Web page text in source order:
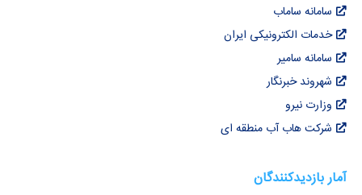
سامانه ساماب
خدمات الکترونیکی ایران
سامانه سامیر
شهروند خبرنگار
وزارت نیرو
شرکت هاب آب منطقه ای
آمار بازدیدکنندگان